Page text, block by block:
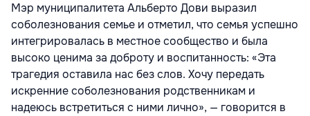
Мэр муниципалитета Альберто Дови выразил
соболезнования семье и отметил, что семья успешно
интегрировалась в местное сообщество и была
высоко ценима за доброту и воспитанность: «Эта
трагедия оставила нас без слов. Хочу передать
искренние соболезнования родственникам и
надеюсь встретиться с ними лично», — говорится в